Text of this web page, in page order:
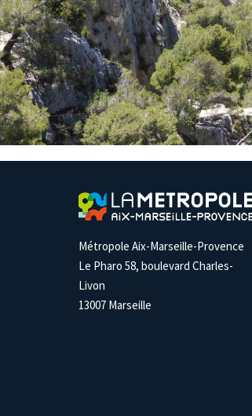
Métropole Aix-Marseille-Provence
Le Pharo 58, boulevard Charles-
Livon
13007 Marseille